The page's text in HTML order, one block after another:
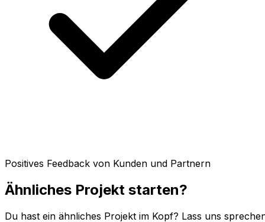
Positives Feedback von Kunden und Partnern
Ähnliches Projekt starten?
Du hast ein ähnliches Projekt im Kopf? Lass uns